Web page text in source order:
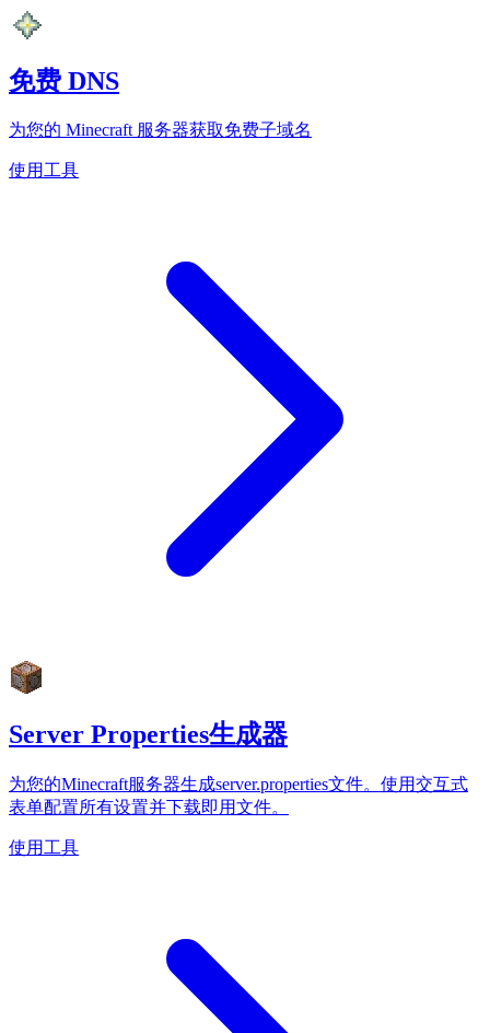
免费 DNS
为您的 Minecraft 服务器获取免费子域名
使用工具
Server Properties生成器
为您的Minecraft服务器生成server.properties文件。使用交互式
表单配置所有设置并下载即用文件。
使用工具